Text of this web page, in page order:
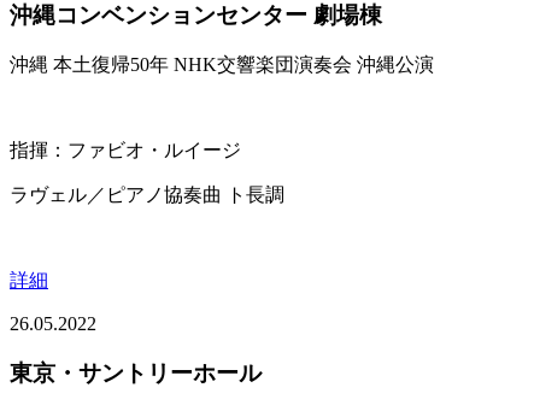
沖縄コンベンションセンター 劇場棟
沖縄 本土復帰50年 NHK交響楽団演奏会 沖縄公演
指揮：ファビオ・ルイージ
ラヴェル／ピアノ協奏曲 ト長調
詳細
26.05.2022
東京・サントリーホール